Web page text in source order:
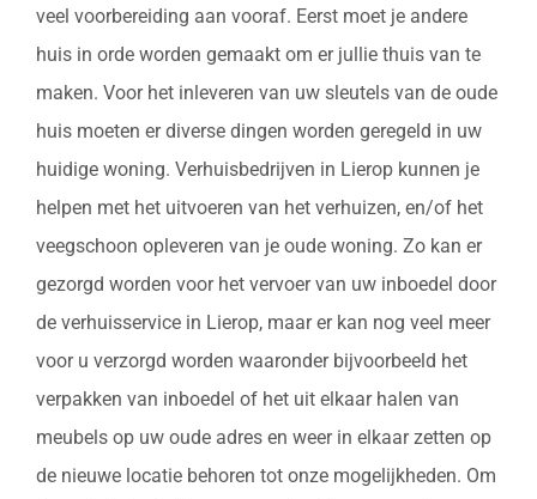
veel voorbereiding aan vooraf. Eerst moet je andere
huis in orde worden gemaakt om er jullie thuis van te
maken. Voor het inleveren van uw sleutels van de oude
huis moeten er diverse dingen worden geregeld in uw
huidige woning. Verhuisbedrijven in Lierop kunnen je
helpen met het uitvoeren van het verhuizen, en/of het
veegschoon opleveren van je oude woning. Zo kan er
gezorgd worden voor het vervoer van uw inboedel door
de verhuisservice in Lierop, maar er kan nog veel meer
voor u verzorgd worden waaronder bijvoorbeeld het
verpakken van inboedel of het uit elkaar halen van
meubels op uw oude adres en weer in elkaar zetten op
de nieuwe locatie behoren tot onze mogelijkheden. Om